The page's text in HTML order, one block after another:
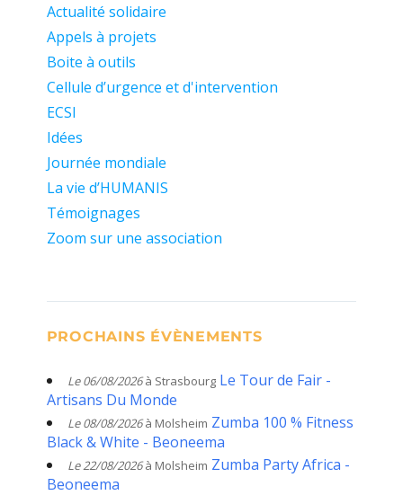
Actualité solidaire
Appels à projets
Boite à outils
Cellule d’urgence et d'intervention
ECSI
Idées
Journée mondiale
La vie d’HUMANIS
Témoignages
Zoom sur une association
PROCHAINS ÉVÈNEMENTS
Le 06/08/2026à Strasbourg Le Tour de Fair -
Artisans Du Monde
Le 08/08/2026à Molsheim Zumba 100 % Fitness
Black & White - Beoneema
Le 22/08/2026à Molsheim Zumba Party Africa -
Beoneema